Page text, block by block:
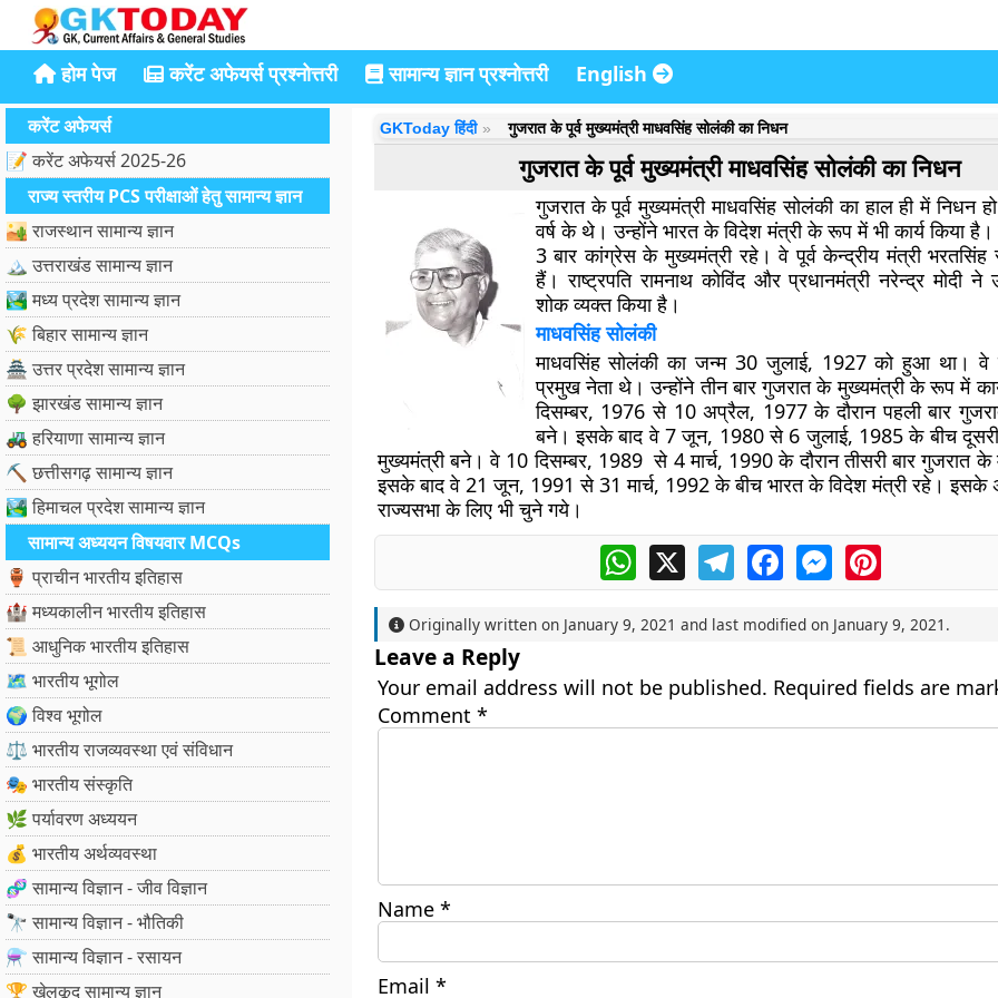
होम पेज करेंट अफेयर्स प्रश्नोत्तरी सामान्य ज्ञान प्रश्नोत्तरी English
करेंट अफेयर्स
📝 करेंट अफेयर्स 2025-26
राज्य स्तरीय PCS परीक्षाओं हेतु सामान्य ज्ञान
🏜️ राजस्थान सामान्य ज्ञान
🏔️ उत्तराखंड सामान्य ज्ञान
🏞️ मध्य प्रदेश सामान्य ज्ञान
🌾 बिहार सामान्य ज्ञान
🏯 उत्तर प्रदेश सामान्य ज्ञान
🌳 झारखंड सामान्य ज्ञान
🚜 हरियाणा सामान्य ज्ञान
⛏️ छत्तीसगढ़ सामान्य ज्ञान
🏞️ हिमाचल प्रदेश सामान्य ज्ञान
सामान्य अध्ययन विषयवार MCQs
🏺 प्राचीन भारतीय इतिहास
🏰 मध्यकालीन भारतीय इतिहास
📜 आधुनिक भारतीय इतिहास
🗺️ भारतीय भूगोल
🌍 विश्व भूगोल
⚖️ भारतीय राजव्यवस्था एवं संविधान
🎭 भारतीय संस्कृति
🌿 पर्यावरण अध्ययन
💰 भारतीय अर्थव्यवस्था
🧬 सामान्य विज्ञान - जीव विज्ञान
🔭 सामान्य विज्ञान - भौतिकी
⚗️ सामान्य विज्ञान - रसायन
🏆 खेलकूद सामान्य ज्ञान
GKToday हिंदी गुजरात के पूर्व मुख्यमंत्री माधवसिंह सोलंकी का निधन
गुजरात के पूर्व मुख्यमंत्री माधवसिंह सोलंकी का निधन
गुजरात के पूर्व मुख्यमंत्री माधवसिंह सोलंकी का हाल ही में निधन
वर्ष के थे। उन्होंने भारत के विदेश मंत्री के रूप में भी कार्य किया
3 बार कांग्रेस के मुख्यमंत्री रहे। वे पूर्व केन्द्रीय मंत्री भरतसिंह
हैं। राष्ट्रपति रामनाथ कोविंद और प्रधानमंत्री नरेन्द्र मोदी
शोक व्यक्त किया है।
माधवसिंह सोलंकी
माधवसिंह सोलंकी का जन्म 30 जुलाई, 1927 को हुआ था।
प्रमुख नेता थे। उन्होंने तीन बार गुजरात के मुख्यमंत्री के रूप में
दिसम्बर, 1976 से 10 अप्रैल, 1977 के दौरान पहली बार
बने। इसके बाद वे 7 जून, 1980 से 6 जुलाई, 1985 के बीच
मुख्यमंत्री बने। वे 10 दिसम्बर, 1989 से 4 मार्च, 1990 के दौरान तीसरी बार गुजरात के
इसके बाद वे 21 जून, 1991 से 31 मार्च, 1992 के बीच भारत के विदेश मंत्री रहे। इसके
राज्यसभा के लिए भी चुने गये।
WhatsApp
X TelegramFacebookMessengerPinterest
Originally written on January 9, 2021 and last modified on January 9, 2021 .
Leave a Reply
Your email address will not be published. Required fields are
Comment *
Name *
Email *